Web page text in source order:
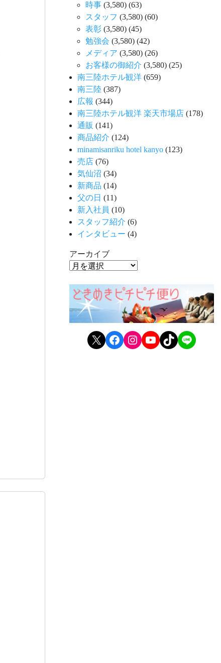
時事 (3,580) (63)
スタッフ (3,580) (60)
表彰 (3,580) (45)
勉強会 (3,580) (42)
メディア (3,580) (26)
お客様の御紹介 (3,580) (25)
南三陸ホテル観洋 (659)
南三陸 (387)
広報 (344)
南三陸ホテル観洋 楽天市場店 (178)
通販 (141)
商品紹介 (124)
minamisanriku hotel kanyo (123)
売店 (76)
気仙沼 (34)
新商品 (14)
父の日 (11)
新入社員 (10)
スタッフ紹介 (6)
インタビュー (4)
アーカイブ
X Facebook Instagram YouTube TikTok LINE